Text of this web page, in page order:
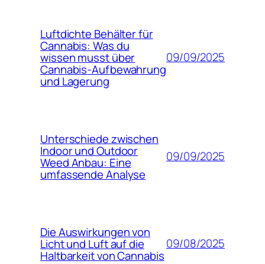
Luftdichte Behälter für
Cannabis: Was du
wissen musst über
Cannabis-Aufbewahrung
und Lagerung
09/09/2025
Unterschiede zwischen
Indoor und Outdoor
Weed Anbau: Eine
umfassende Analyse
09/09/2025
Die Auswirkungen von
Licht und Luft auf die
Haltbarkeit von Cannabis
09/08/2025